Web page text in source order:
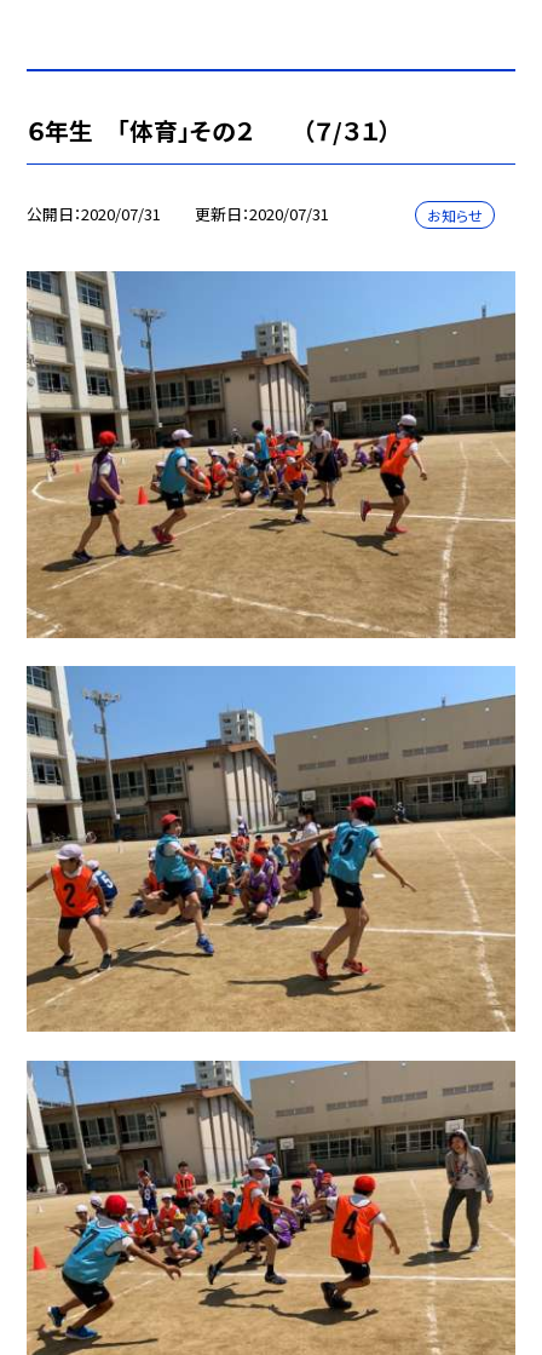
６年生 「体育」その２ （７/３１）
公開日 2020/07/31 更新日 2020/07/31 お知らせ